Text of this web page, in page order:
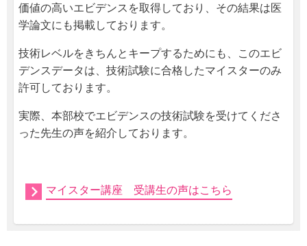
価値の高いエビデンスを取得しており、その結果は医
学論文にも掲載しております。
技術レベルをきちんとキープするためにも、このエビ
デンスデータは、技術試験に合格したマイスターのみ
許可しております。
実際、本部校でエビデンスの技術試験を受けてくださ
った先生の声を紹介しております。
マイスター講座 受講生の声はこちら